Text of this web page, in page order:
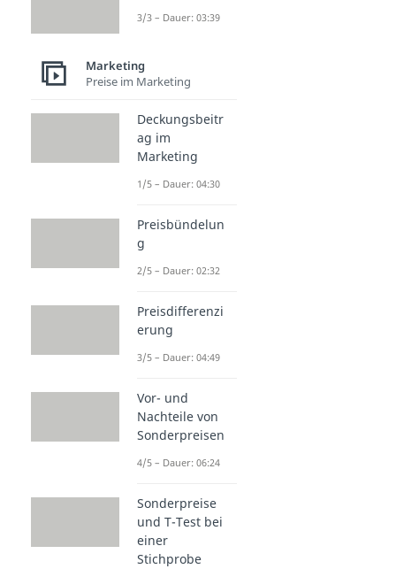
3/3 – Dauer: 03:39
Marketing
Preise im Marketing
Deckungsbeitr
ag im
Marketing
1/5 – Dauer: 04:30
Preisbündelun
g
2/5 – Dauer: 02:32
Preisdifferenzi
erung
3/5 – Dauer: 04:49
Vor- und
Nachteile von
Sonderpreisen
4/5 – Dauer: 06:24
Sonderpreise
und T-Test bei
einer
Stichprobe